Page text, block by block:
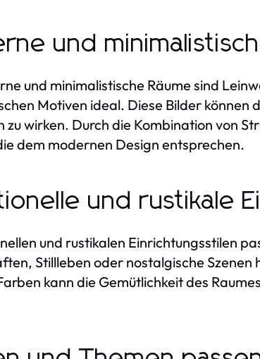
und
und minimalistische Räume sind
Motiven ideal. Diese Bilder können
zu wirken. Durch die Kombination von
dem modernen Design entsprechen.
und rustikale
und rustikalen Einrichtungsstilen
Stillleben oder nostalgische
kann die Gemütlichkeit des